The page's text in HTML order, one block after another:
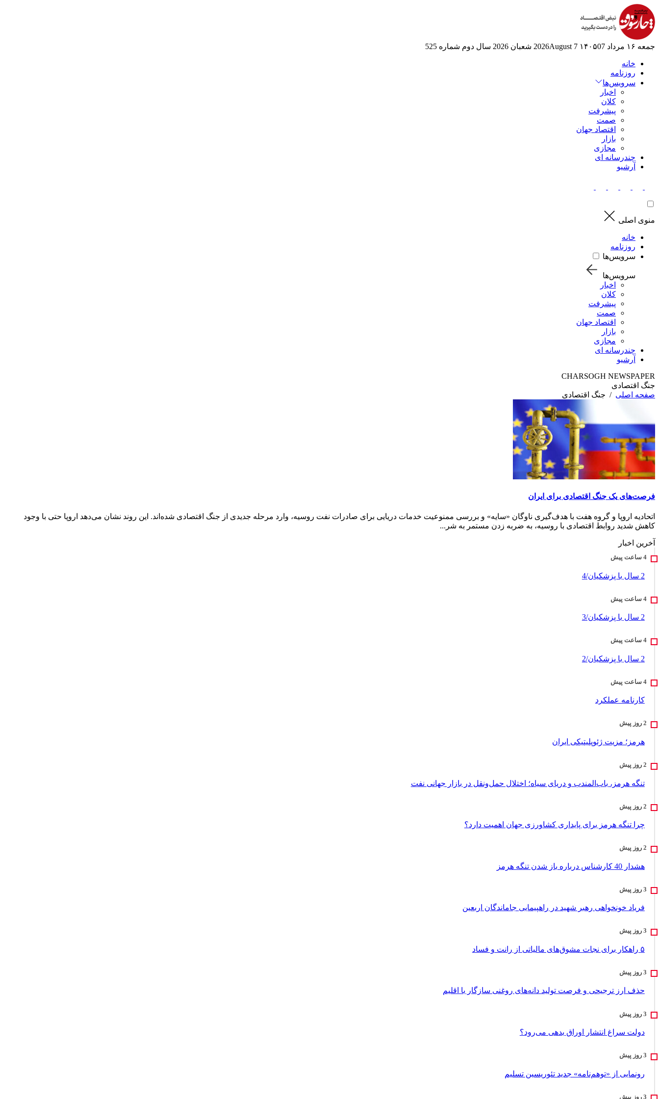
جمعه ۱۶ مرداد ۱۴۰۵ 07 2026August 7 شعبان 2026 سال دوم شماره 525
خانه
روزنامه
سرویس‌ها
اخبار
کلان
پیشرفت
صمت
اقتصاد جهان
بازار
مجازی
چندرسانه ای
آرشیو
منوی اصلی
خانه
روزنامه
سرویس‌ها
سرویس‌ها
اخبار
کلان
پیشرفت
صمت
اقتصاد جهان
بازار
مجازی
چندرسانه ای
آرشیو
CHARSOGH NEWSPAPER
جنگ اقتصادی
صفحه اصلی / جنگ اقتصادی
فرصت‌های یک جنگ اقتصادی برای ایران
اتحادیه اروپا و گروه هفت با هدف‌گیری ناوگان «سایه» و بررسی ممنوعیت خدمات دریایی برای صادرات نفت روسیه، وارد مرحله جدیدی از جنگ اقتصادی شده‌اند. این روند نشان می‌دهد اروپا حتی با وجود
کاهش شدید روابط اقتصادی با روسیه، به ضربه زدن مستمر به شر...
آخرین اخبار
2 سال با پزشکیان/4
2 سال با پزشکیان/3
2 سال با پزشکیان/2
کارنامه عملکرد
هرمز؛ مزیت ژئوپلیتیکی ایران
تنگه هرمز، باب‌المندب و دریای سیاه؛ اختلال حمل‌ونقل در بازار جهانی نفت
چرا تنگه هرمز برای پایداری کشاورزی جهان اهمیت دارد؟
هشدار 40 کارشناس درباره باز شدن تنگه هرمز
فریاد خونخواهی رهبر شهید در راهپیمایی جاماندگان اربعین
۵ راهکار برای نجات مشوق‌های مالیاتی از رانت و فساد
حذف ارز ترجیحی و فرصت تولید دانه‌های روغنی سازگار با اقلیم
دولت سراغ انتشار اوراق بدهی می‌رود؟
رونمایی از «توهم‌نامه» جدید تئور‌یسین تسلیم